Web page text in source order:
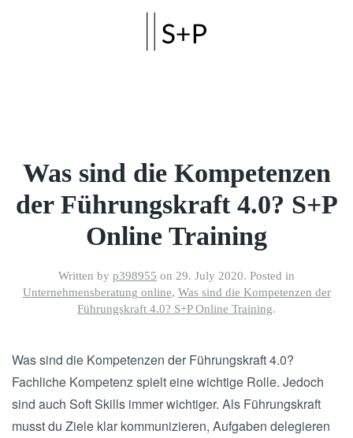
Was sind die Kompetenzen
der Führungskraft 4.0? S+P
Online Training
Written by p398955 on 29. July 2020. Posted in
Unternehmensberatung online, Was sind die Kompetenzen der
Führungskraft 4.0? S+P Online Training.
Was sind die Kompetenzen der Führungskraft 4.0?
Fachliche Kompetenz spielt eine wichtige Rolle. Jedoch
sind auch Soft Skills immer wichtiger. Als Führungskraft
musst du Ziele klar kommunizieren, Aufgaben delegieren